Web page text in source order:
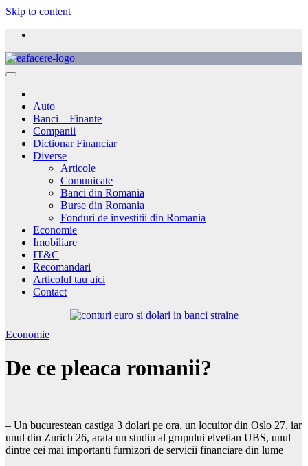
Skip to content
Auto
Banci – Finante
Companii
Dictionar Financiar
Diverse
Articole
Comunicate
Banci din Romania
Burse din Romania
Fonduri de investitii din Romania
Economie
Imobiliare
IT&C
Recomandari
Articolul tau aici
Contact
Economie
De ce pleaca romanii?
– Un bucurestean castiga 3 dolari pe ora, un locuitor din Oslo 27, iar
unul din Zurich 26, arata un studiu al grupului elvetian UBS, unul
dintre cei mai importanti furnizori de servicii financiare din lume